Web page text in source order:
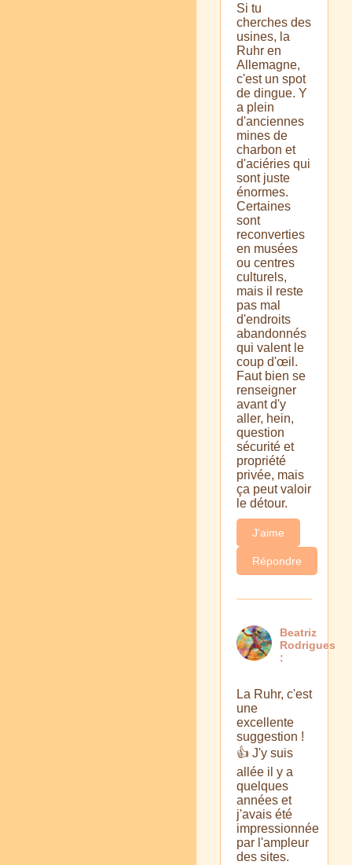
Si tu
cherches des
usines, la
Ruhr en
Allemagne,
c'est un spot
de dingue. Y
a plein
d'anciennes
mines de
charbon et
d'aciéries qui
sont juste
énormes.
Certaines
sont
reconverties
en musées
ou centres
culturels,
mais il reste
pas mal
d'endroits
abandonnés
qui valent le
coup d'œil.
Faut bien se
renseigner
avant d'y
aller, hein,
question
sécurité et
propriété
privée, mais
ça peut valoir
le détour.
J'aime
Répondre
Beatriz
Rodrigues
:
La Ruhr, c'est
une
excellente
suggestion !
👍 J'y suis
allée il y a
quelques
années et
j'avais été
impressionnée
par l'ampleur
des sites.